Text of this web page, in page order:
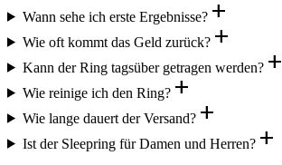
Wann sehe ich erste Ergebnisse?add
Wie oft kommt das Geld zurück?add
Kann der Ring tagsüber getragen werden?add
Wie reinige ich den Ring?add
Wie lange dauert der Versand?add
Ist der Sleepring für Damen und Herren?add